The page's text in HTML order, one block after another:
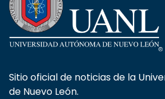
Sitio oficial de noticias de la
de Nuevo León.